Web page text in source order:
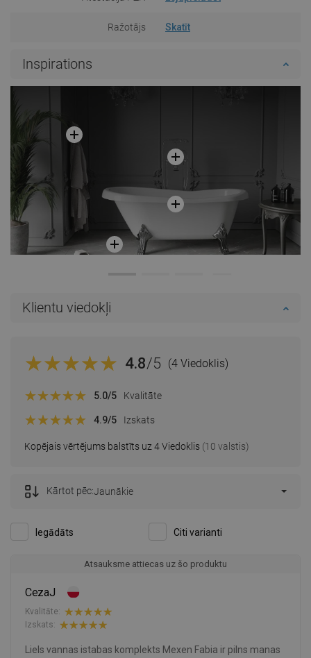
Ražotājs Skatīt
Inspirations
Klientu viedokļi
4.8/5 (4 Viedoklis)
Kopējais vērtējums balstīts uz 4 Viedoklis (10 valstis)
5.0/5 Kvalitāte
4.9/5 Izskats
Iegādāts Citi varianti
Kārtot pēc:Jaunākie
Atsauksme attiecas uz šo produktu
CezaJ
Kvalitāte:
Izskats:
Liels vannas istabas komplekts Mexen Fabia ir pilns manas